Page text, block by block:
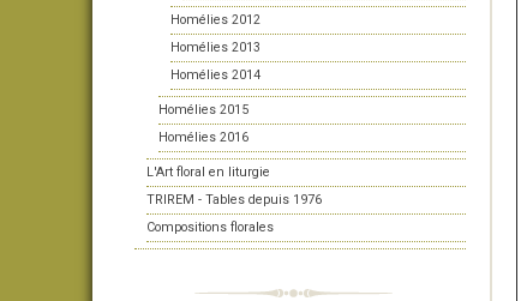
Homélies 2012
Homélies 2013
Homélies 2014
Homélies 2015
Homélies 2016
L'Art floral en liturgie
TRIREM - Tables depuis 1976
Compositions florales